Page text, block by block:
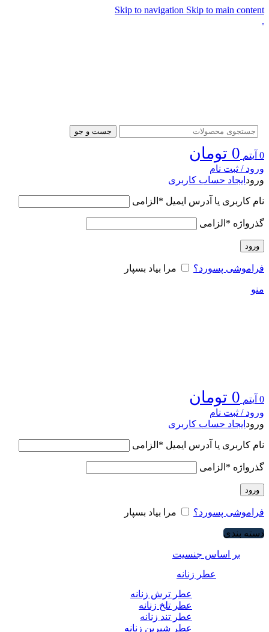
Skip to navigation Skip to main content
.
جست و جو
0 آیتم 0 تومان
ورود / ثبت نام
ورود ایجاد حساب کاربری
نام کاربری یا آدرس ایمیل * الزامی
گذرواژه * الزامی
ورود
فراموشی پسورد؟ مرا بیاد بسپار
منو
0 آیتم 0 تومان
ورود / ثبت نام
ورود ایجاد حساب کاربری
نام کاربری یا آدرس ایمیل * الزامی
گذرواژه * الزامی
ورود
فراموشی پسورد؟ مرا بیاد بسپار
دسته بندی
بر اساس جنسیت
عطر زنانه
عطر ترش زنانه
عطر تلخ زنانه
عطر تند زنانه
عطر شیرین زنانه